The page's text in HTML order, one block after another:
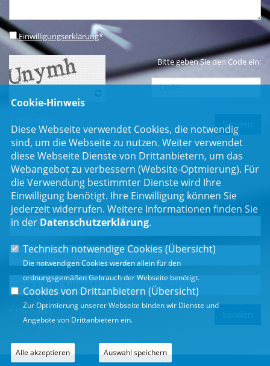
Einwilligungserklärung*
Bitte geben Sie den Code ein:
Newsletter
Erhalten Sie Neuigkeiten aus dem Landtag und der Region.
* Pflichtfeld
Cookie-Hinweis
Diese Webseite verwendet Cookies, die notwendig
sind, um die Webseite zu nutzen. Weiter verwendet
diese Webseite Dienste von Drittanbietern, um das
Webangebot zu verbessern (Website-Optmierung). Für
die Verwendung bestimmter Dienste wird Ihre
Einwilligung benötigt. Ihre Einwilligung können Sie
jederzeit widerrufen. Weitere Informationen finden Sie
in der Datenschutzerklärung.
Technisch notwendige Cookies (Übersicht)
Die notwendigen Cookies werden allein für den
ordnungsgemäßen Gebrauch der Webseite benötigt.
Cookies von Drittanbietern (Übersicht)
Zur Optimierung unserer Webseite binden wir Dienste und
Angebote von Drittanbietern ein.
Alle akzeptieren Auswahl speichern